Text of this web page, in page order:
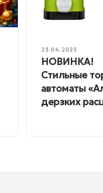
23.04.2025
НОВИНКА!
Стильные
автоматы
дерзких